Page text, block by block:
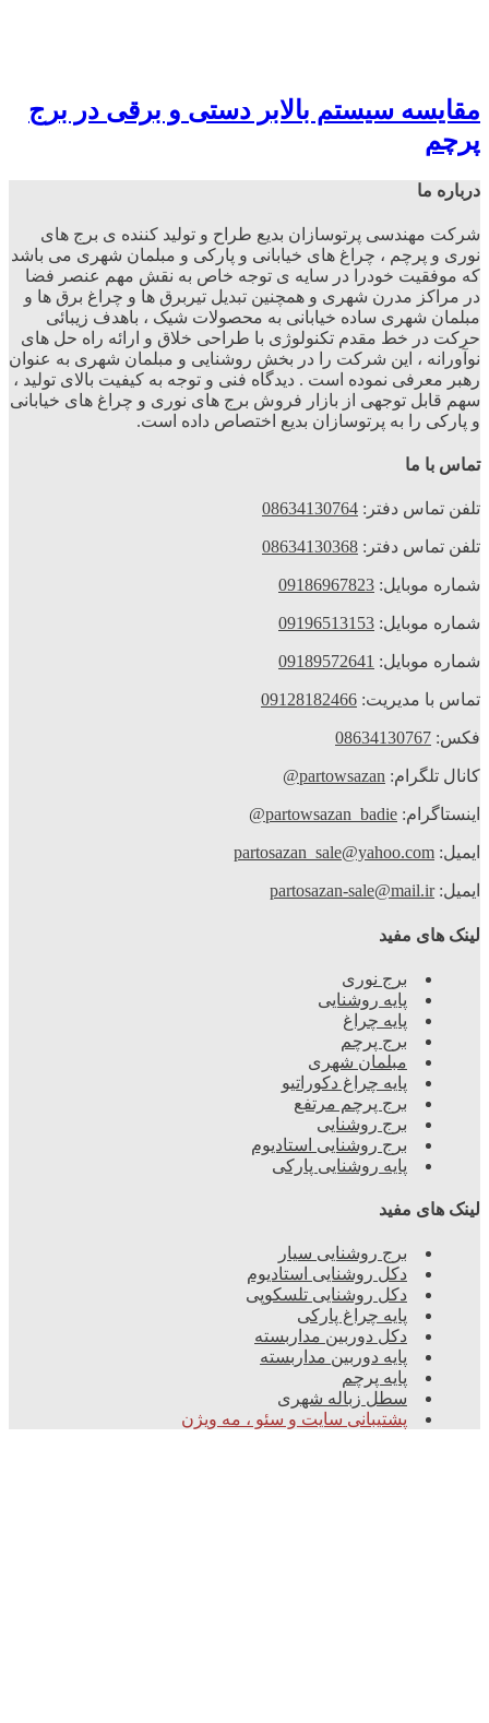
سیستم بالابر دستی و برقی در برج
ما
مهندسی پرتوسازان بدیع طراح و تولید کننده ی برج های
و پرچم ، چراغ های خیابانی و پارکی و مبلمان شهری می باشد
موفقیت خودرا در سایه ی توجه خاص به نقش مهم عنصر فضا
مراکز مدرن شهری و همچنین تبدیل تیربرق ها و چراغ برق ها و
شهری ساده خیابانی به محصولات شیک ، باهدف زیبائی
در خط مقدم تکنولوژی با طراحی خلاق و ارائه راه حل های
، این شرکت را در بخش روشنایی و مبلمان شهری به عنوان
معرفی نموده است . دیدگاه فنی و توجه به کیفیت بالای تولید ،
قابل توجهی از بازار فروش برج های نوری و چراغ های خیابانی
را به پرتوسازان بدیع اختصاص داده است.
با ما
تماس دفتر:08634130764
تماس دفتر:08634130368
موبایل:09186967823
موبایل:09196513153
موبایل:09189572641
با مدیریت:09128182466
08634130767
تلگرام: partowsazan@
partowsazan_badie@
partosazan_sale@yahoo.com
partosazan-sale@mail.ir
های مفید
برج نوری
پایه روشنایی
پایه چراغ
برج پرچم
مبلمان شهری
پایه چراغ دکوراتیو
برج پرچم مرتفع
برج روشنایی
برج روشنایی استادیوم
پایه روشنایی پارکی
های مفید
برج روشنایی سیار
دکل روشنایی استادیوم
دکل روشنایی تلسکوپی
پایه چراغ پارکی
دکل دوربین مداربسته
پایه دوربین مداربسته
پایه پرچم
سطل زباله شهری
پشتیبانی سایت و سئو ، مه ویژن